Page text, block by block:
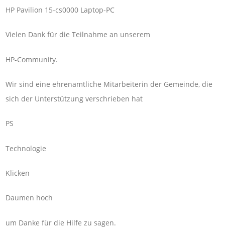
HP Pavilion 15-cs0000 Laptop-PC
Vielen Dank für die Teilnahme an unserem
HP-Community.
Wir sind eine ehrenamtliche Mitarbeiterin der Gemeinde, die
sich der Unterstützung verschrieben hat
PS
Technologie
Klicken
Daumen hoch
um Danke für die Hilfe zu sagen.